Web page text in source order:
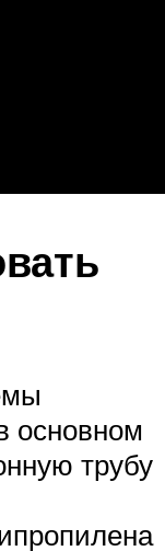
основном
трубу